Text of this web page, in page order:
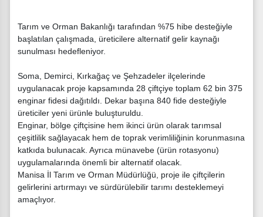
Tarım ve Orman Bakanlığı tarafından %75 hibe desteğiyle
başlatılan çalışmada, üreticilere alternatif gelir kaynağı
sunulması hedefleniyor.
Soma, Demirci, Kırkağaç ve Şehzadeler ilçelerinde
uygulanacak proje kapsamında 28 çiftçiye toplam 62 bin 375
enginar fidesi dağıtıldı. Dekar başına 840 fide desteğiyle
üreticiler yeni ürünle buluşturuldu.
Enginar, bölge çiftçisine hem ikinci ürün olarak tarımsal
çeşitlilik sağlayacak hem de toprak verimliliğinin korunmasına
katkıda bulunacak. Ayrıca münavebe (ürün rotasyonu)
uygulamalarında önemli bir alternatif olacak.
Manisa İl Tarım ve Orman Müdürlüğü, proje ile çiftçilerin
gelirlerini artırmayı ve sürdürülebilir tarımı desteklemeyi
amaçlıyor.